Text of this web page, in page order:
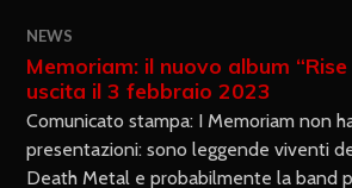
NEWS
Memoriam: il nuovo album
uscita il 3 febbraio 2023
Comunicato stampa: I Memoriam non
presentazioni: sono leggende viventi
Death Metal e probabilmente la band